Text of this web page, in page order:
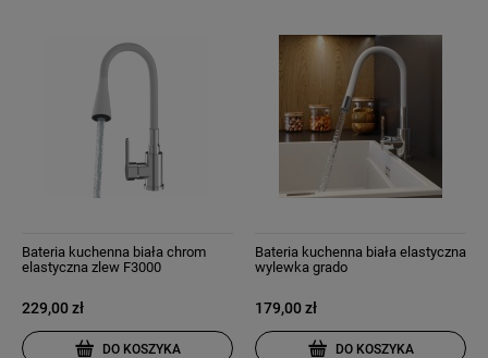
Bateria kuchenna biała chrom
elastyczna zlew F3000
229,00 zł
DO KOSZYKA
Bateria kuchenna biała elastyczna
wylewka grado
179,00 zł
DO KOSZYKA